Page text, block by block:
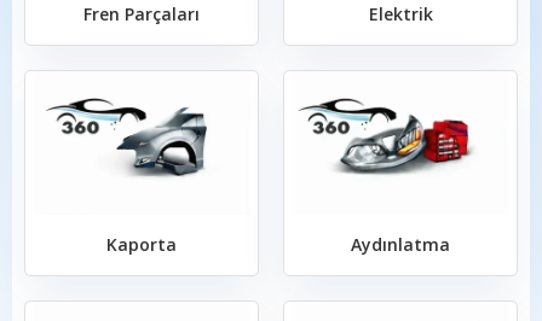
Fren Parçaları Elektrik
Kaporta Aydınlatma